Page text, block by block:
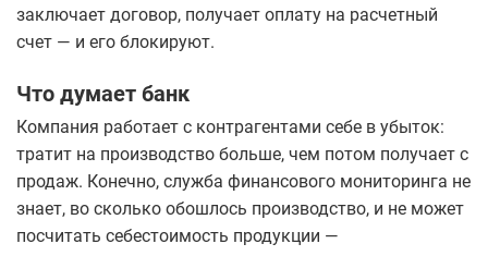
заключает договор, получает оплату на расчетный
счет — и его блокируют.
Что думает банк
Компания работает с контрагентами себе в убыток:
тратит на производство больше, чем потом получает с
продаж. Конечно, служба финансового мониторинга не
знает, во сколько обошлось производство, и не может
посчитать себестоимость продукции —